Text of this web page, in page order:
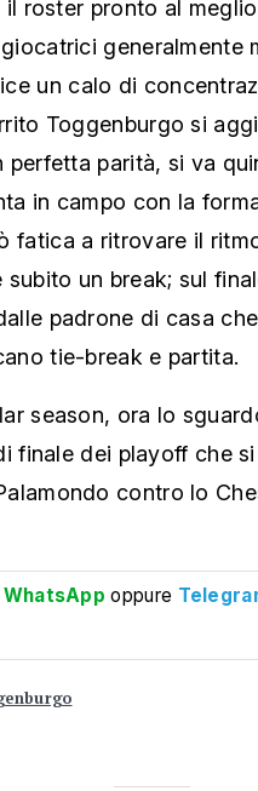
roster pronto al
generalmente
un calo di
Toggenburgo si
perfetta parità, si va
in campo con la
fatica a ritrovare il
un break; sul
padrone di casa
tie-break e partita.
season, ora lo
finale dei playoff che
contro lo
WhatsApp oppure